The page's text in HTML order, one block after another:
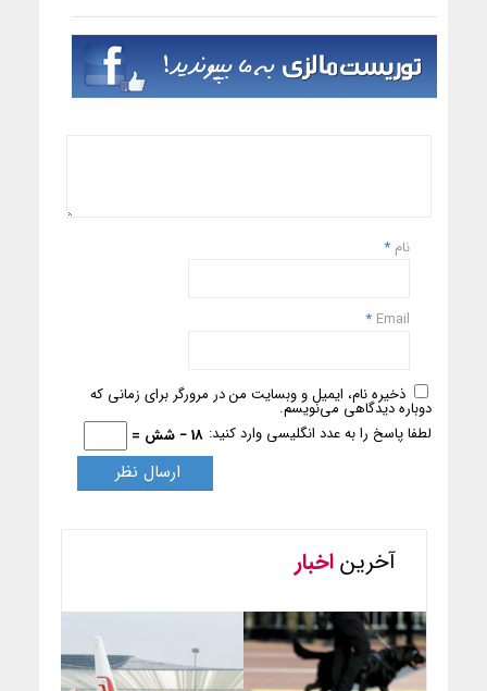
نام *
Email
*
ذخیره نام، ایمیل و وبسایت من در مرورگر برای زمانی که
دوباره دیدگاهی می‌نویسم.
لطفا پاسخ را به عدد انگلیسی وارد کنید: 18 − شش =
آخریناخبار